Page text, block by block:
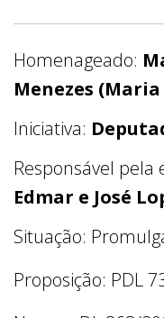
Homenageado:
Menezes
Iniciativa:
Responsável pela
Edmar e José
Situação:
Proposição: PDL